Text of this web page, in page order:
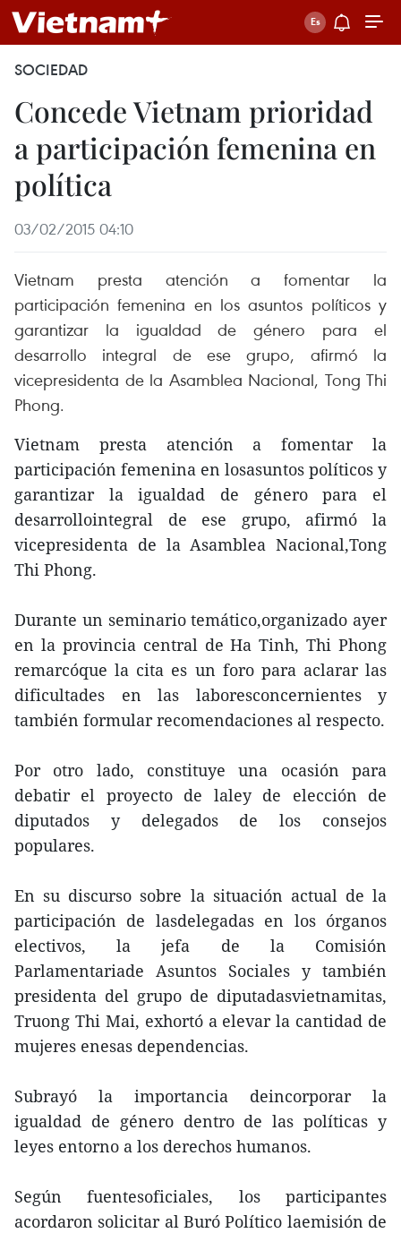
SOCIEDAD
Concede Vietnam prioridad
a participación femenina en
política
03/02/2015 04:10
Vietnam presta atención a fomentar la
participación femenina en los asuntos políticos y
garantizar la igualdad de género para el
desarrollo integral de ese grupo, afirmó la
vicepresidenta de la Asamblea Nacional, Tong Thi
Phong.
Vietnam presta atención a fomentar la
participación femenina en losasuntos políticos y
garantizar la igualdad de género para el
desarrollointegral de ese grupo, afirmó la
vicepresidenta de la Asamblea Nacional,Tong
Thi Phong.
Durante un seminario temático,organizado ayer
en la provincia central de Ha Tinh, Thi Phong
remarcóque la cita es un foro para aclarar las
dificultades en las laboresconcernientes y
también formular recomendaciones al respecto.
Por otro lado, constituye una ocasión para
debatir el proyecto de laley de elección de
diputados y delegados de los consejos
populares.
En su discurso sobre la situación actual de la
participación de lasdelegadas en los órganos
electivos, la jefa de la Comisión
Parlamentariade Asuntos Sociales y también
presidenta del grupo de diputadasvietnamitas,
Truong Thi Mai, exhortó a elevar la cantidad de
mujeres enesas dependencias.
Subrayó la importancia deincorporar la
igualdad de género dentro de las políticas y
leyes entorno a los derechos humanos.
Según fuentesoficiales, los participantes
acordaron solicitar al Buró Político laemisión de